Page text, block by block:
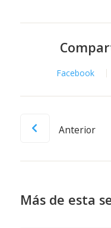
Facebook
Anterior
Más de esta